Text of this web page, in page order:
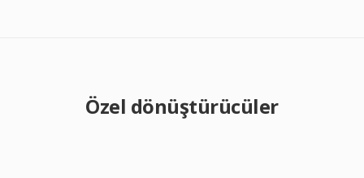
Özel dönüştürücüler